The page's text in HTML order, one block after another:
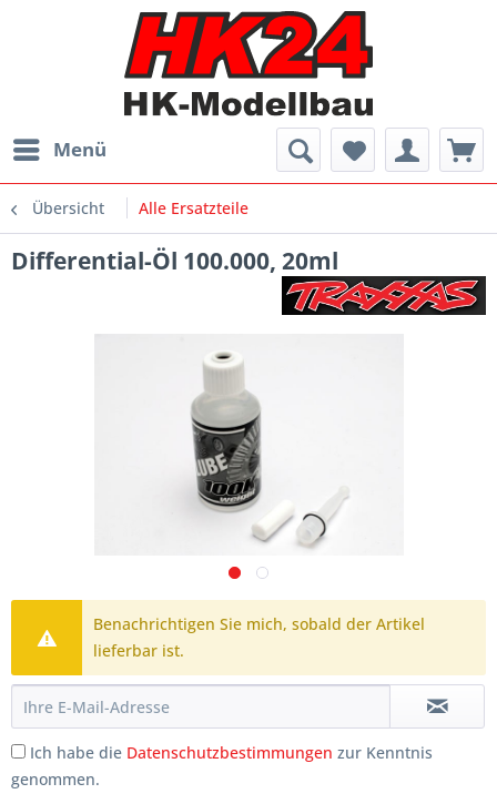
Menü
Übersicht Alle Ersatzteile
Differential-Öl 100.000, 20ml
Benachrichtigen Sie mich, sobald der Artikel
lieferbar ist.
Ich habe die Datenschutzbestimmungen zur Kenntnis
genommen.